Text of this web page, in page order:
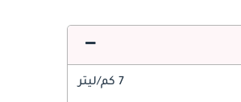
7 كم/ليتر